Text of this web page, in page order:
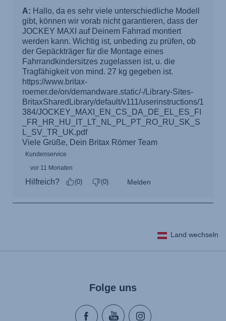
Land wechseln
Folge uns